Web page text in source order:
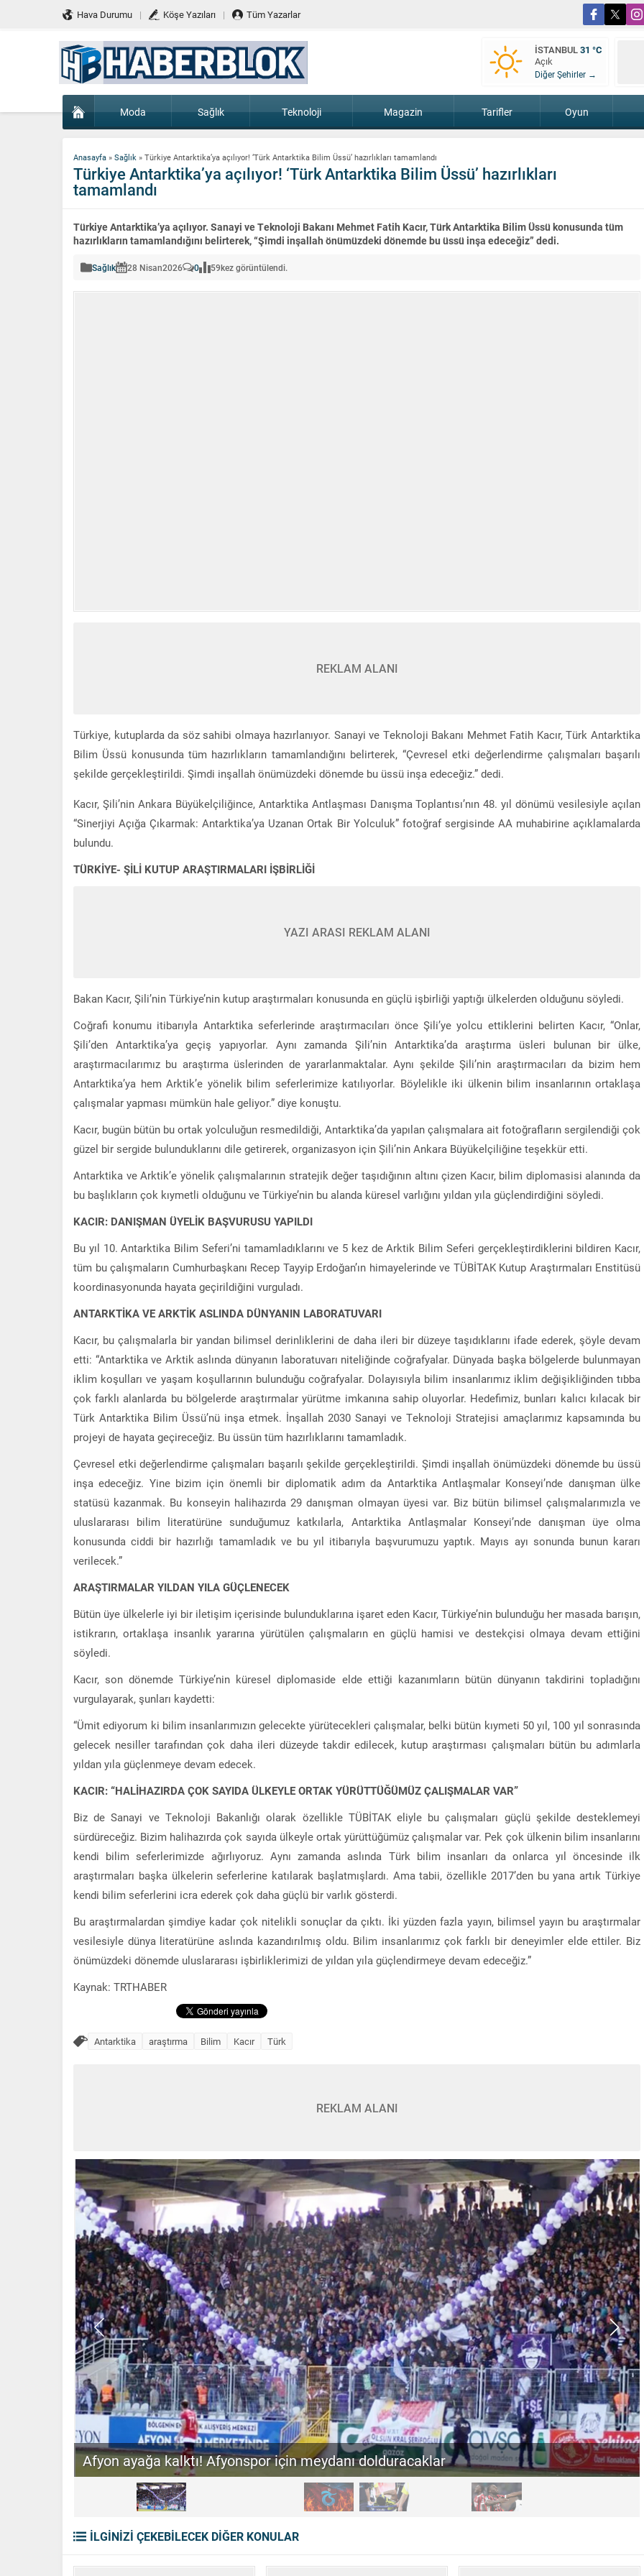
Hava Durumu Köşe Yazıları Tüm Yazarlar
İSTANBUL31 °C
Açık
Diğer Şehirler →
Moda Sağlık Teknoloji Magazin Tarifler Oyun
Anasayfa » Sağlık » Türkiye Antarktika’ya açılıyor! ‘Türk Antarktika Bilim Üssü’ hazırlıkları tamamlandı
Türkiye Antarktika’ya açılıyor! ‘Türk Antarktika Bilim Üssü’ hazırlıkları
tamamlandı
Türkiye Antarktika’ya açılıyor. Sanayi ve Teknoloji Bakanı Mehmet Fatih Kacır, Türk Antarktika Bilim Üssü konusunda tüm
hazırlıkların tamamlandığını belirterek, “Şimdi inşallah önümüzdeki dönemde bu üssü inşa edeceğiz” dedi.
Sağlık 28 Nisan2026 0 59kez görüntülendi.
REKLAM ALANI
Türkiye, kutuplarda da söz sahibi olmaya hazırlanıyor. Sanayi ve Teknoloji Bakanı Mehmet Fatih Kacır, Türk Antarktika
Bilim Üssü konusunda tüm hazırlıkların tamamlandığını belirterek, “Çevresel etki değerlendirme çalışmaları başarılı
şekilde gerçekleştirildi. Şimdi inşallah önümüzdeki dönemde bu üssü inşa edeceğiz.” dedi.
Kacır, Şili’nin Ankara Büyükelçiliğince, Antarktika Antlaşması Danışma Toplantısı’nın 48. yıl dönümü vesilesiyle açılan
“Sinerjiyi Açığa Çıkarmak: Antarktika’ya Uzanan Ortak Bir Yolculuk” fotoğraf sergisinde AA muhabirine açıklamalarda
bulundu.
TÜRKİYE- ŞİLİ KUTUP ARAŞTIRMALARI İŞBİRLİĞİ
YAZI ARASI REKLAM ALANI
Bakan Kacır, Şili’nin Türkiye’nin kutup araştırmaları konusunda en güçlü işbirliği yaptığı ülkelerden olduğunu söyledi.
Coğrafi konumu itibarıyla Antarktika seferlerinde araştırmacıları önce Şili’ye yolcu ettiklerini belirten Kacır, “Onlar,
Şili’den Antarktika’ya geçiş yapıyorlar. Aynı zamanda Şili’nin Antarktika’da araştırma üsleri bulunan bir ülke,
araştırmacılarımız bu araştırma üslerinden de yararlanmaktalar. Aynı şekilde Şili’nin araştırmacıları da bizim hem
Antarktika’ya hem Arktik’e yönelik bilim seferlerimize katılıyorlar. Böylelikle iki ülkenin bilim insanlarının ortaklaşa
çalışmalar yapması mümkün hale geliyor.” diye konuştu.
Kacır, bugün bütün bu ortak yolculuğun resmedildiği, Antarktika’da yapılan çalışmalara ait fotoğrafların sergilendiği çok
güzel bir sergide bulunduklarını dile getirerek, organizasyon için Şili’nin Ankara Büyükelçiliğine teşekkür etti.
Antarktika ve Arktik’e yönelik çalışmalarının stratejik değer taşıdığının altını çizen Kacır, bilim diplomasisi alanında da
bu başlıkların çok kıymetli olduğunu ve Türkiye’nin bu alanda küresel varlığını yıldan yıla güçlendirdiğini söyledi.
KACIR: DANIŞMAN ÜYELİK BAŞVURUSU YAPILDI
Bu yıl 10. Antarktika Bilim Seferi’ni tamamladıklarını ve 5 kez de Arktik Bilim Seferi gerçekleştirdiklerini bildiren Kacır,
tüm bu çalışmaların Cumhurbaşkanı Recep Tayyip Erdoğan’ın himayelerinde ve TÜBİTAK Kutup Araştırmaları Enstitüsü
koordinasyonunda hayata geçirildiğini vurguladı.
ANTARKTİKA VE ARKTİK ASLINDA DÜNYANIN LABORATUVARI
Kacır, bu çalışmalarla bir yandan bilimsel derinliklerini de daha ileri bir düzeye taşıdıklarını ifade ederek, şöyle devam
etti: “Antarktika ve Arktik aslında dünyanın laboratuvarı niteliğinde coğrafyalar. Dünyada başka bölgelerde bulunmayan
iklim koşulları ve yaşam koşullarının bulunduğu coğrafyalar. Dolayısıyla bilim insanlarımız iklim değişikliğinden tıbba
çok farklı alanlarda bu bölgelerde araştırmalar yürütme imkanına sahip oluyorlar. Hedefimiz, bunları kalıcı kılacak bir
Türk Antarktika Bilim Üssü’nü inşa etmek. İnşallah 2030 Sanayi ve Teknoloji Stratejisi amaçlarımız kapsamında bu
projeyi de hayata geçireceğiz. Bu üssün tüm hazırlıklarını tamamladık.
Çevresel etki değerlendirme çalışmaları başarılı şekilde gerçekleştirildi. Şimdi inşallah önümüzdeki dönemde bu üssü
inşa edeceğiz. Yine bizim için önemli bir diplomatik adım da Antarktika Antlaşmalar Konseyi’nde danışman ülke
statüsü kazanmak. Bu konseyin halihazırda 29 danışman olmayan üyesi var. Biz bütün bilimsel çalışmalarımızla ve
uluslararası bilim literatürüne sunduğumuz katkılarla, Antarktika Antlaşmalar Konseyi’nde danışman üye olma
konusunda ciddi bir hazırlığı tamamladık ve bu yıl itibarıyla başvurumuzu yaptık. Mayıs ayı sonunda bunun kararı
verilecek.”
ARAŞTIRMALAR YILDAN YILA GÜÇLENECEK
Bütün üye ülkelerle iyi bir iletişim içerisinde bulunduklarına işaret eden Kacır, Türkiye’nin bulunduğu her masada barışın,
istikrarın, ortaklaşa insanlık yararına yürütülen çalışmaların en güçlü hamisi ve destekçisi olmaya devam ettiğini
söyledi.
Kacır, son dönemde Türkiye’nin küresel diplomaside elde ettiği kazanımların bütün dünyanın takdirini topladığını
vurgulayarak, şunları kaydetti:
“Ümit ediyorum ki bilim insanlarımızın gelecekte yürütecekleri çalışmalar, belki bütün kıymeti 50 yıl, 100 yıl sonrasında
gelecek nesiller tarafından çok daha ileri düzeyde takdir edilecek, kutup araştırması çalışmaları bütün bu adımlarla
yıldan yıla güçlenmeye devam edecek.
KACIR: “HALİHAZIRDA ÇOK SAYIDA ÜLKEYLE ORTAK YÜRÜTTÜĞÜMÜZ ÇALIŞMALAR VAR”
Biz de Sanayi ve Teknoloji Bakanlığı olarak özellikle TÜBİTAK eliyle bu çalışmaları güçlü şekilde desteklemeyi
sürdüreceğiz. Bizim halihazırda çok sayıda ülkeyle ortak yürüttüğümüz çalışmalar var. Pek çok ülkenin bilim insanlarını
kendi bilim seferlerimizde ağırlıyoruz. Aynı zamanda aslında Türk bilim insanları da onlarca yıl öncesinde ilk
araştırmaları başka ülkelerin seferlerine katılarak başlatmışlardı. Ama tabii, özellikle 2017’den bu yana artık Türkiye
kendi bilim seferlerini icra ederek çok daha güçlü bir varlık gösterdi.
Bu araştırmalardan şimdiye kadar çok nitelikli sonuçlar da çıktı. İki yüzden fazla yayın, bilimsel yayın bu araştırmalar
vesilesiyle dünya literatürüne aslında kazandırılmış oldu. Bilim insanlarımız çok farklı bir deneyimler elde ettiler. Biz
önümüzdeki dönemde uluslararası işbirliklerimizi de yıldan yıla güçlendirmeye devam edeceğiz.”
Kaynak: TRTHABER
Antarktika araştırma Bilim Kacır Türk
REKLAM ALANI
Afyon ayağa kalktı! Afyonspor için meydanı dolduracaklar
İLGİNİZİ ÇEKEBİLECEK DİĞER KONULAR
Hurda Teşviki
zaman?